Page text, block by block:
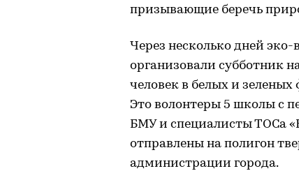
призывающие беречь
Через несколько дней
организовали субботник
человек в белых и
Это волонтеры 5 школы с
БМУ и специалисты ТОСа
отправлены на полигон
администрации города.